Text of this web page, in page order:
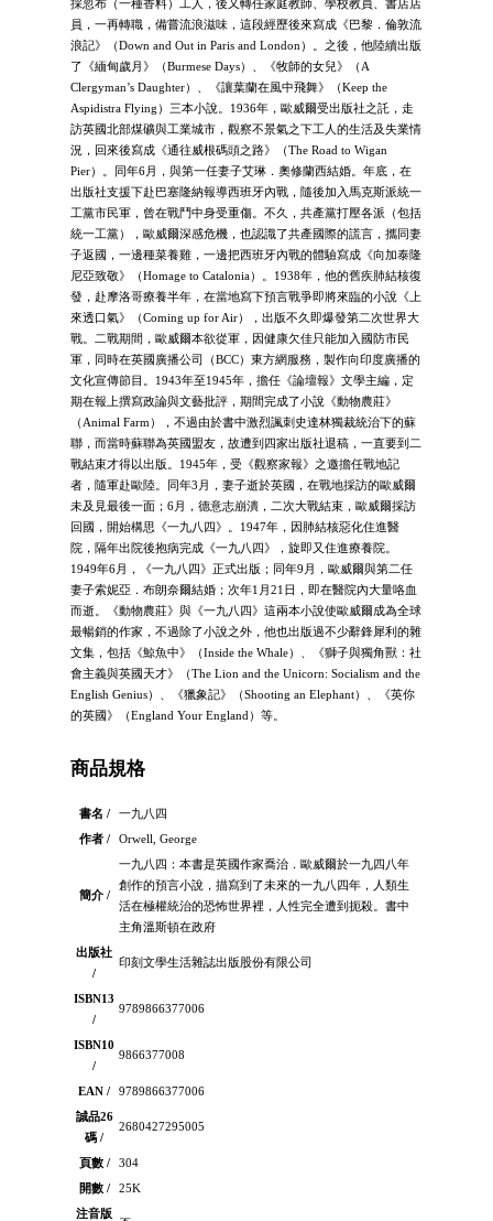
採忽布（一種香料）工人，後又轉任家庭教師、學校教員、書店店
員，一再轉職，備嘗流浪滋味，這段經歷後來寫成《巴黎．倫敦流
浪記》（Down and Out in Paris and London）。之後，他陸續出版
了《緬甸歲月》（Burmese Days）、《牧師的女兒》（A
Clergyman’s Daughter）、《讓葉蘭在風中飛舞》（Keep the
Aspidistra Flying）三本小說。1936年，歐威爾受出版社之託，走
訪英國北部煤礦與工業城市，觀察不景氣之下工人的生活及失業情
況，回來後寫成《通往威根碼頭之路》（The Road to Wigan
Pier）。同年6月，與第一任妻子艾琳．奧修蘭西結婚。年底，在
出版社支援下赴巴塞隆納報導西班牙內戰，隨後加入馬克斯派統一
工黨市民軍，曾在戰鬥中身受重傷。不久，共產黨打壓各派（包括
統一工黨），歐威爾深感危機，也認識了共產國際的謊言，攜同妻
子返國，一邊種菜養雞，一邊把西班牙內戰的體驗寫成《向加泰隆
尼亞致敬》（Homage to Catalonia）。1938年，他的舊疾肺結核復
發，赴摩洛哥療養半年，在當地寫下預言戰爭即將來臨的小說《上
來透口氣》（Coming up for Air），出版不久即爆發第二次世界大
戰。二戰期間，歐威爾本欲從軍，因健康欠佳只能加入國防市民
軍，同時在英國廣播公司（BCC）東方網服務，製作向印度廣播的
文化宣傳節目。1943年至1945年，擔任《論壇報》文學主編，定
期在報上撰寫政論與文藝批評，期間完成了小說《動物農莊》
（Animal Farm），不過由於書中激烈諷刺史達林獨裁統治下的蘇
聯，而當時蘇聯為英國盟友，故遭到四家出版社退稿，一直要到二
戰結束才得以出版。1945年，受《觀察家報》之邀擔任戰地記
者，隨軍赴歐陸。同年3月，妻子逝於英國，在戰地採訪的歐威爾
未及見最後一面；6月，德意志崩潰，二次大戰結束，歐威爾採訪
回國，開始構思《一九八四》。1947年，因肺結核惡化住進醫
院，隔年出院後抱病完成《一九八四》，旋即又住進療養院。
1949年6月，《一九八四》正式出版；同年9月，歐威爾與第二任
妻子索妮亞．布朗奈爾結婚；次年1月21日，即在醫院內大量咯血
而逝。《動物農莊》與《一九八四》這兩本小說使歐威爾成為全球
最暢銷的作家，不過除了小說之外，他也出版過不少辭鋒犀利的雜
文集，包括《鯨魚中》（Inside the Whale）、《獅子與獨角獸：社
會主義與英國天才》（The Lion and the Unicorn: Socialism and the
English Genius）、《獵象記》（Shooting an Elephant）、《英你
的英國》（England Your England）等。
商品規格
書名 /
一九八四
作者 /
Orwell, George
簡介 /
一九八四：本書是英國作家喬治．歐威爾於一九四八年
創作的預言小說，描寫到了未來的一九八四年，人類生
活在極權統治的恐怖世界裡，人性完全遭到扼殺。書中
主角溫斯頓在政府
出版社
/
印刻文學生活雜誌出版股份有限公司
ISBN13
/
9789866377006
ISBN10
/
9866377008
EAN /
9789866377006
誠品26
碼 /
2680427295005
頁數 /
304
開數 /
25K
注音版